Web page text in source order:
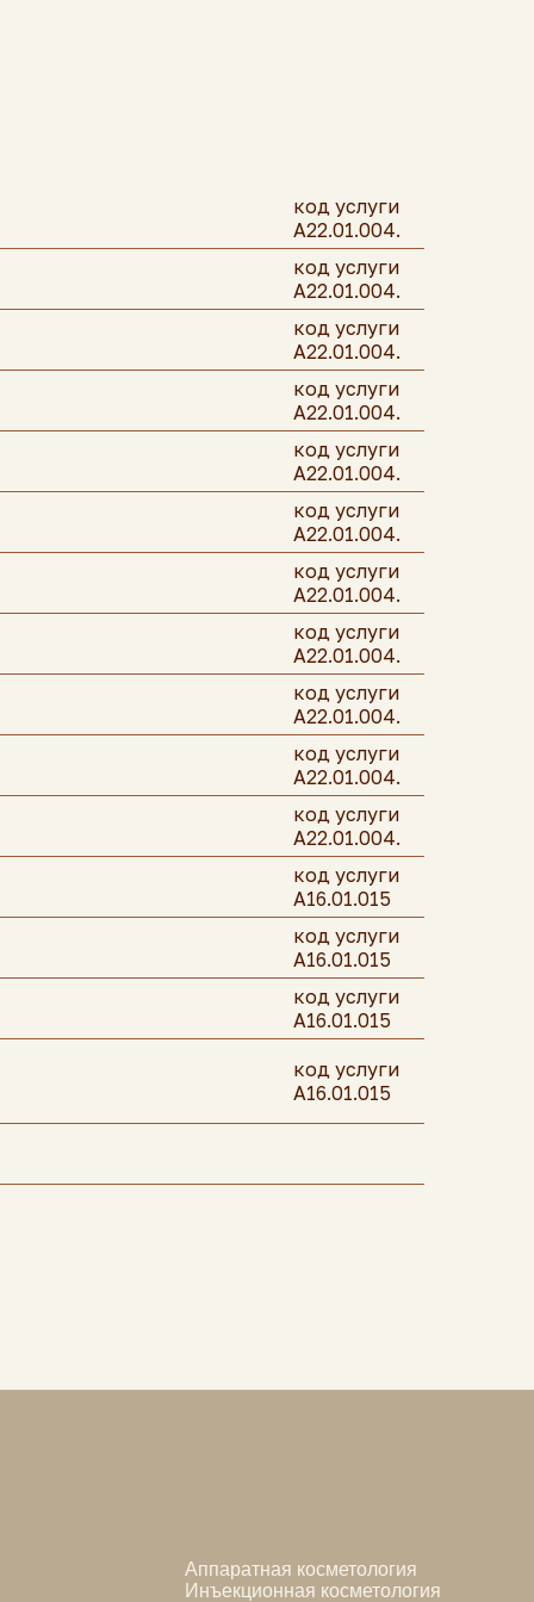
код услуги
A22.01.004.
код услуги
A22.01.004.
код услуги
A22.01.004.
код услуги
A22.01.004.
код услуги
A22.01.004.
код услуги
A22.01.004.
код услуги
A22.01.004.
код услуги
A22.01.004.
код услуги
A22.01.004.
код услуги
A22.01.004.
код услуги
A22.01.004.
код услуги
А16.01.015
код услуги
А16.01.015
код услуги
А16.01.015
код услуги
А16.01.015